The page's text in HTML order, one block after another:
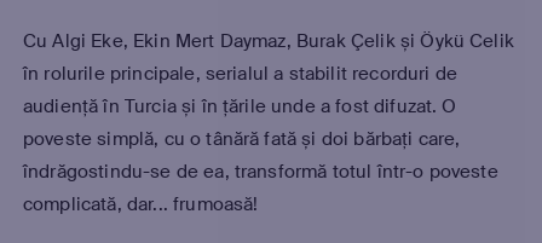
Cu Algi Eke, Ekin Mert Daymaz, Burak Çelik și Öykü Celik
în rolurile principale, serialul a stabilit recorduri de
audiență în Turcia și în țările unde a fost difuzat. O
poveste simplă, cu o tânără fată și doi bărbați care,
îndrăgostindu-se de ea, transformă totul într-o poveste
complicată, dar... frumoasă!